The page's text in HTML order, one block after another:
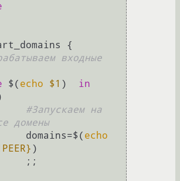
{
входные
$( echo $1 ) in
#Запускаем на
домены
		domains=$(
echo
)